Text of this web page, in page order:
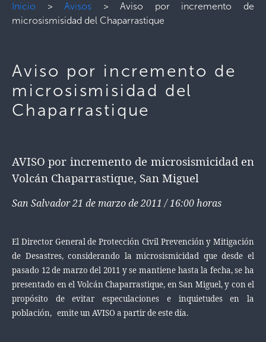
Inicio >Avisos >Aviso por incremento de
microsismisidad del Chaparrastique
Aviso por incremento de
microsismisidad del
Chaparrastique
AVISO por incremento de microsismicidad en
Volcán Chaparrastique, San Miguel
San Salvador 21 de marzo de 2011 / 16:00 horas
El Director General de Protección Civil Prevención y Mitigación
de Desastres, considerando lamicrosismicidad que desde el
pasado 12 de marzo del 2011 y se mantiene hasta la fecha, se ha
presentado en el Volcán Chaparrastique, en San Miguel, y con el
propósito deevitar especulaciones e inquietudes en la
población, emite un AVISO a partir de este día.